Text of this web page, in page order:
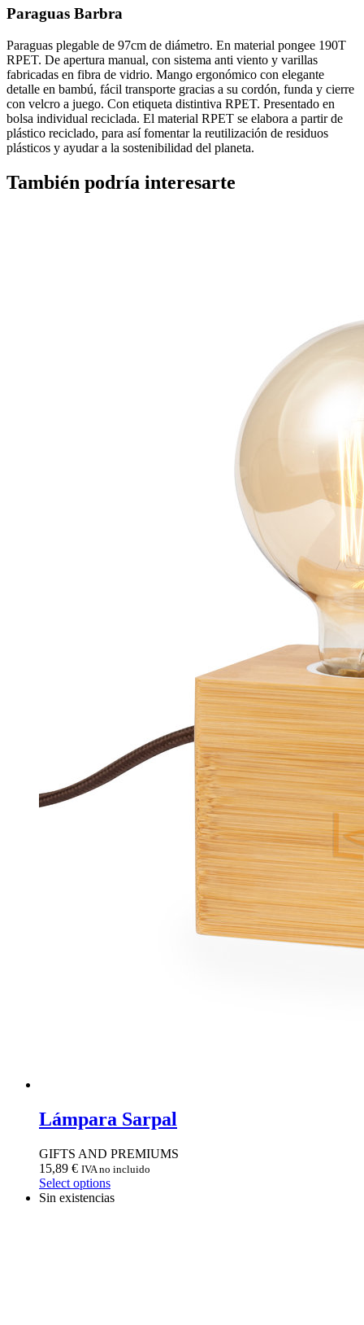
Paraguas Barbra
Paraguas plegable de 97cm de diámetro. En material pongee 190T
RPET. De apertura manual, con sistema anti viento y varillas
fabricadas en fibra de vidrio. Mango ergonómico con elegante
detalle en bambú, fácil transporte gracias a su cordón, funda y cierre
con velcro a juego. Con etiqueta distintiva RPET. Presentado en
bolsa individual reciclada. El material RPET se elabora a partir de
plástico reciclado, para así fomentar la reutilización de residuos
plásticos y ayudar a la sostenibilidad del planeta.
También podría interesarte
Lámpara Sarpal
GIFTS AND PREMIUMS
15,89 € IVA no incluido
Select options
Sin existencias